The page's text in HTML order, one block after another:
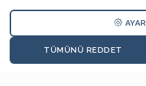
Politikalarımız ve Sertifikalarımız
TÜMÜNÜ REDDET